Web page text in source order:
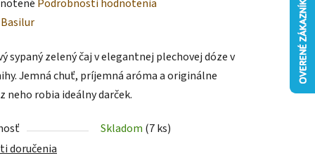
Podrobnosti hodnotenia
Basilur
sypaný zelený čaj v elegantnej plechovej dóze v
Jemná chuť, príjemná aróma a originálne
neho robia ideálny darček.
Skladom (7 ks)
doručenia